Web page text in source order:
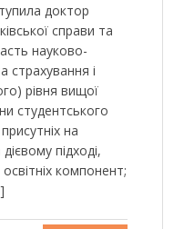
доктор
справи та
науково-
страхування і
рівня вищої
студентського
на
підході,
компонент;